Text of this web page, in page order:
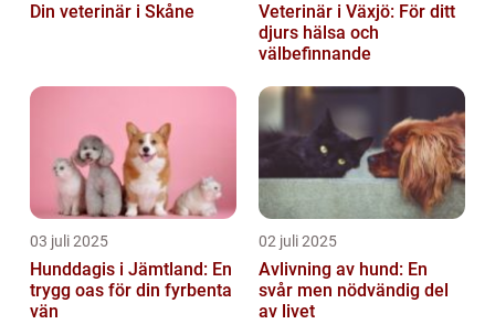
Din veterinär i Skåne
Veterinär i Växjö: För ditt
djurs hälsa och
välbefinnande
03 juli 2025
Hunddagis i Jämtland: En
trygg oas för din fyrbenta
vän
02 juli 2025
Avlivning av hund: En
svår men nödvändig del
av livet